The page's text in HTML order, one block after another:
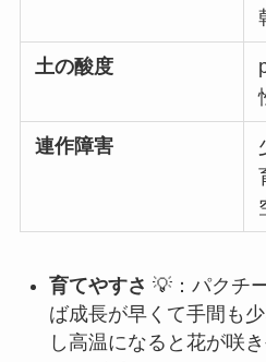
土の酸度
連作障害
育てやすさ 💡：パクチ
ば成長が早くて手間も
し高温になると花が咲